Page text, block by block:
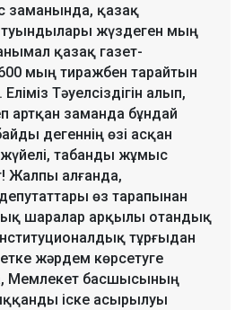
заманында, қазақ
жүздеген мың
қазақ газет-
мың тиражбен тарайтын
Тәуелсіздігін алып,
артқан заманда бұндай
дегеннің өзі асқан
жүйелі, табанды жұмыс
Жалпы алғанда,
өз тарапынан
шаралар арқылы отандық
тұрғыдан
жәрдем көрсетуге
Мемлекет басшысының
іске асырылуы